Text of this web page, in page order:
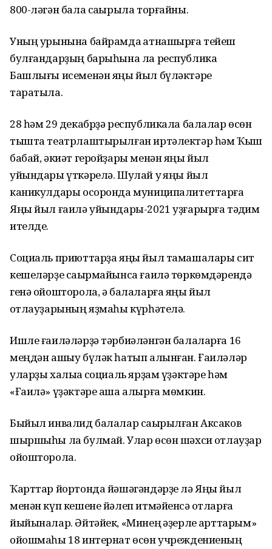
800-ләгән бала саҡырыла торғайны.
Уның урынына байрамда ҡатнашырға тейеш
булғандарҙың барыһына ла республика
Башлығы исеменән яңы йыл бүләктәре
таратыла.
28 һәм 29 декабрҙә республикала балалар өсөн
тышта театрлаштырылған иртәлектәр һәм Ҡыш
бабай, әкиәт геройҙары менән яңы йыл
уйындары үткәрелә. Шулай уҡ яңы йыл
каникулдары осоронда муниципалитеттарға
Яңы йыл ғаилә уйындары-2021 уҙғарырға тәҡдим
ителде.
Социаль приюттарҙа яңы йыл тамашалары сит
кешеләрҙе саҡырмайынса ғаилә төркөмдәрендә
генә ойошторола, ә балаларға яңы йыл
ҡотлауҙарының яҙмаһы күрһәтелә.
Ишле ғаиләләрҙә тәрбиәләнгән балаларға 16
меңдән ашыу бүләк һатып алынған. Ғаиләләр
уларҙы халыҡҡа социаль ярҙам үҙәктәре һәм
«Ғаилә» үҙәктәре аша алырға мөмкин.
Быйыл инвалид балалар саҡырылған Аксаков
шыршыһы ла булмай. Улар өсөн шәхси ҡотлауҙар
ойошторола.
Ҡарттар йортонда йәшәгәндәрҙе лә Яңы йыл
менән күп кешене йәлеп итмәйенсә ҡотларға
йыйыналар. Әйтәйек, «Минең ҡәҙерле ҡарттарым»
ойошмаһы 18 интернат өсөн учреждениеның